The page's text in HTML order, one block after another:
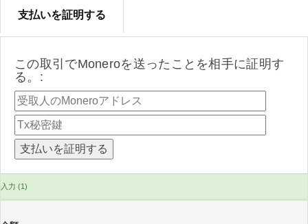
支払いを証明する
この取引でMoneroを送ったことを相手に証明す
る。:
入力 (1)